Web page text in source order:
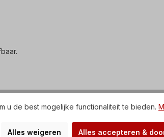
u de best mogelijke functionaliteit te bieden.
Alles weigeren Alles accepteren &